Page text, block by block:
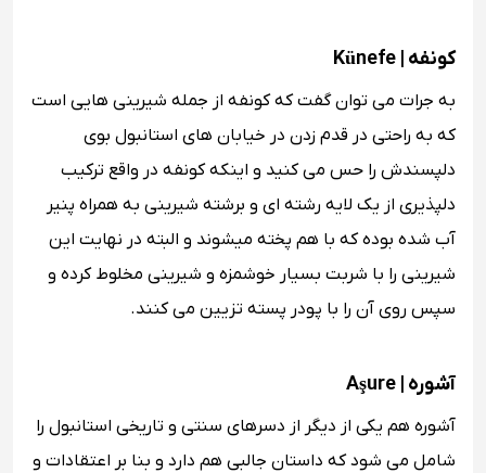
کونفه | Künefe
به جرات می توان گفت که کونفه از جمله شیرینی هایی است
که به راحتی در قدم زدن در خیابان های استانبول بوی
دلپسندش را حس می کنید و اینکه کونفه در واقع ترکیب
دلپذیری از یک لایه رشته ای و برشته شیرینی به همراه پنیر
آب شده بوده که با هم پخته میشوند و البته در نهایت این
شیرینی را با شربت بسیار خوشمزه و شیرینی مخلوط کرده و
سپس روی آن را با پودر پسته تزیین می کنند.
آشوره | Aşure
آشوره هم یکی از دیگر از دسرهای سنتی و تاریخی استانبول را
شامل می شود که داستان جالبی هم دارد و بنا بر اعتقادات و